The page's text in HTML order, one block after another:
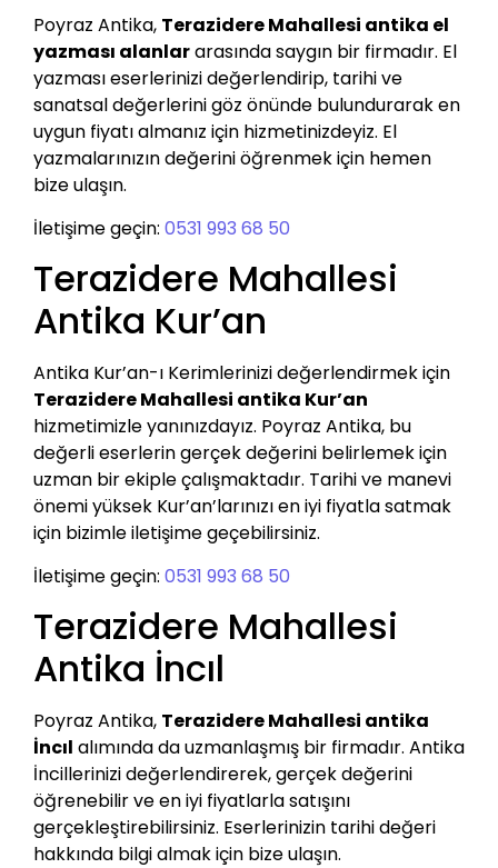
Poyraz Antika, Terazidere Mahallesi antika el
yazması alanlararasında saygın bir firmadır. El
yazması eserlerinizi değerlendirip, tarihi ve
sanatsal değerlerini göz önünde bulundurarak en
uygun fiyatı almanız için hizmetinizdeyiz. El
yazmalarınızın değerini öğrenmek için hemen
bize ulaşın.
İletişime geçin: 0531 993 68 50
Terazidere Mahallesi
Antika Kur’an
Antika Kur’an-ı Kerimlerinizi değerlendirmek için
Terazidere Mahallesi antika Kur’an
hizmetimizle yanınızdayız. Poyraz Antika, bu
değerli eserlerin gerçek değerini belirlemek için
uzman bir ekiple çalışmaktadır. Tarihi ve manevi
önemi yüksek Kur’an’larınızı en iyi fiyatla satmak
için bizimle iletişime geçebilirsiniz.
İletişime geçin: 0531 993 68 50
Terazidere Mahallesi
Antika İncıl
Poyraz Antika, Terazidere Mahallesi antika
İncıl alımında da uzmanlaşmış bir firmadır. Antika
İncillerinizi değerlendirerek, gerçek değerini
öğrenebilir ve en iyi fiyatlarla satışını
gerçekleştirebilirsiniz. Eserlerinizin tarihi değeri
hakkında bilgi almak için bize ulaşın.